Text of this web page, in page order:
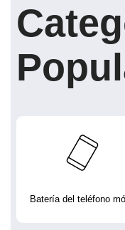
Batería del teléfono